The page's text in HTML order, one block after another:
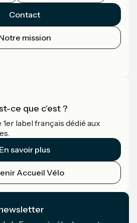
Contact
mission
ce que c'est ?
1er label français dédié aux
En savoir plus
Accueil Vélo
newsletter